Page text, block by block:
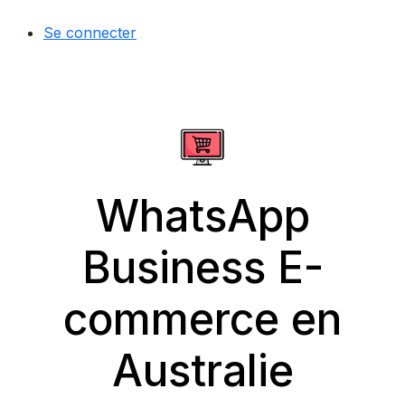
Se connecter
WhatsApp
Business E-
commerce en
Australie